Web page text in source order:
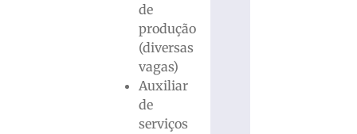
de
produção
(diversas
vagas)
Auxiliar
de
serviços